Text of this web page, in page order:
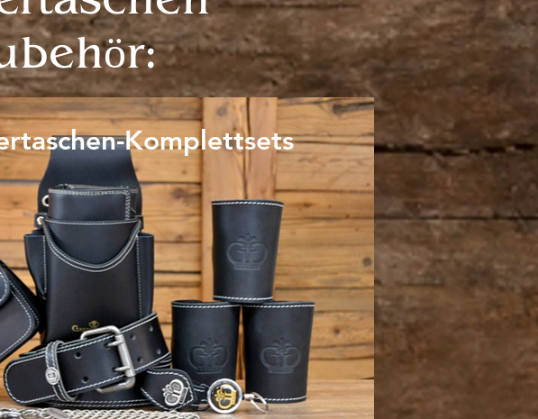
Komplettsets